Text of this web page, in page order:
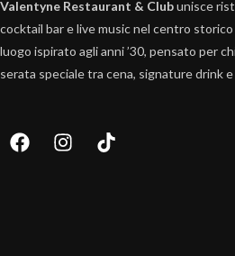
Valentyne Restaurant & Clubunisce
cocktail bar e live music nel centro storico
luogo ispirato agli anni ’30, pensato per
serata speciale tra cena, signature drink